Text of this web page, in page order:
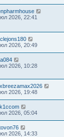
2026, 22:41
2026, 20:49
2026, 10:28
2026, 19:48
2026, 05:04
2026, 14:33